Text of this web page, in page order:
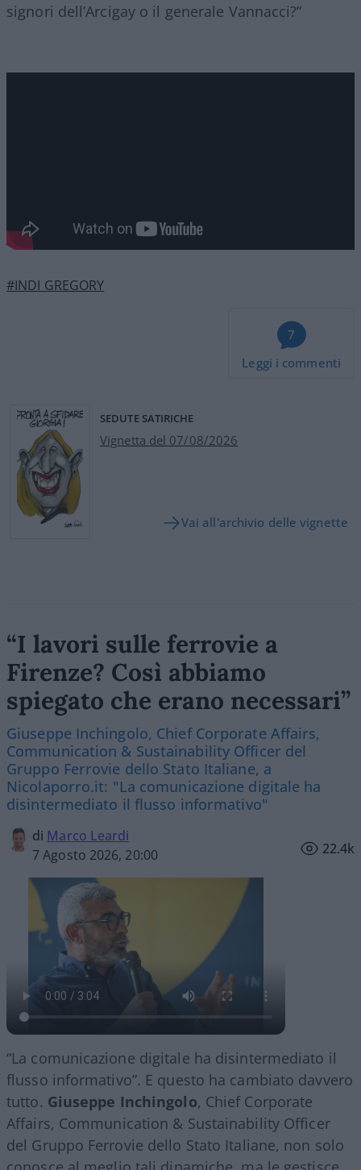
signori dell’Arcigay o il generale Vannacci?”
#INDI GREGORY
7
Leggi i commenti
SEDUTE SATIRICHE
Vignetta del 07/08/2026
Vai all'archivio delle vignette
“I lavori sulle ferrovie a
Firenze? Così abbiamo
spiegato che erano necessari”
Giuseppe Inchingolo, Chief Corporate Affairs,
Communication & Sustainability Officer del
Gruppo Ferrovie dello Stato Italiane, a
Nicolaporro.it: "La comunicazione digitale ha
disintermediato il flusso informativo"
di Marco Leardi
7 Agosto 2026, 20:00
22.4k
“La comunicazione digitale ha disintermediato il
flusso informativo”. E questo ha cambiato davvero
tutto. Giuseppe Inchingolo, Chief Corporate
Affairs, Communication & Sustainability Officer
del Gruppo Ferrovie dello Stato Italiane, non solo